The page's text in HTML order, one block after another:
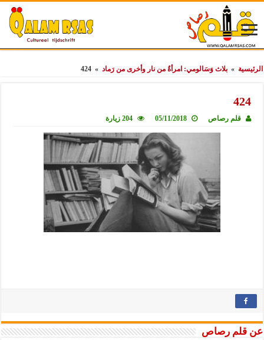
الرئيسية » بلاث وَسَالومي: امرأةٌ من نار وأخرى من رَماد »
424
424
قلم رصاص 05/11/2018 204 زيارة
عن قلم رصاص